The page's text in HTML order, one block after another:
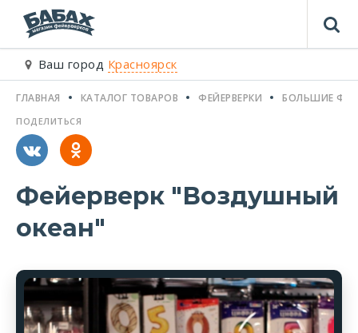
Ваш город Красноярск
ГЛАВНАЯ КАТАЛОГ ТОВАРОВ ФЕЙЕРВЕРКИ БОЛЬШИЕ
Фейерверк "Воздушный
океан"
ПОДЕЛИТЬСЯ